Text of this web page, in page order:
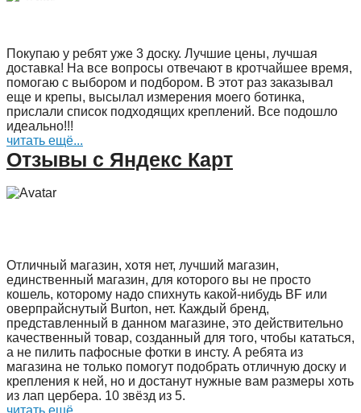
Покупаю у ребят уже 3 доску. Лучшие цены, лучшая
доставка! На все вопросы отвечают в кротчайшее время,
помогаю с выбором и подбором. В этот раз заказывал
еще и крепы, высылал измерения моего ботинка,
прислали список подходящих креплений. Все подошло
идеально!!!
читать ещё...
Отзывы с Яндекс Карт
Отличный магазин, хотя нет, лучший магазин,
единственный магазин, для которого вы не просто
кошель, которому надо спихнуть какой-нибудь BF или
оверпрайснутый Burton, нет. Каждый бренд,
представленный в данном магазине, это действительно
качественный товар, созданный для того, чтобы кататься,
а не пилить пафосные фотки в инсту. А ребята из
магазина не только помогут подобрать отличную доску и
крепления к ней, но и достанут нужные вам размеры хоть
из лап цербера. 10 звёзд из 5.